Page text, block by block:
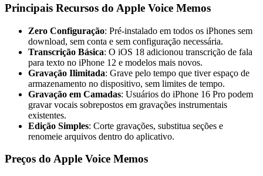
Principais Recursos do Apple Voice Memos
Zero Configuração: Pré-instalado em todos os iPhones sem
download, sem conta e sem configuração necessária.
Transcrição Básica: O iOS 18 adicionou transcrição de fala
para texto no iPhone 12 e modelos mais novos.
Gravação Ilimitada: Grave pelo tempo que tiver espaço de
armazenamento no dispositivo, sem limites de tempo.
Gravação em Camadas: Usuários do iPhone 16 Pro podem
gravar vocais sobrepostos em gravações instrumentais
existentes.
Edição Simples: Corte gravações, substitua seções e
renomeie arquivos dentro do aplicativo.
Preços do Apple Voice Memos